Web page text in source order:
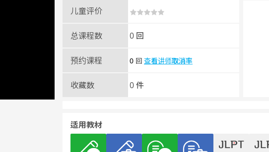
儿童评价
总课程数 0 回
预约课程 0 回 查看讲师取消率
收藏数 0 件
适用教材